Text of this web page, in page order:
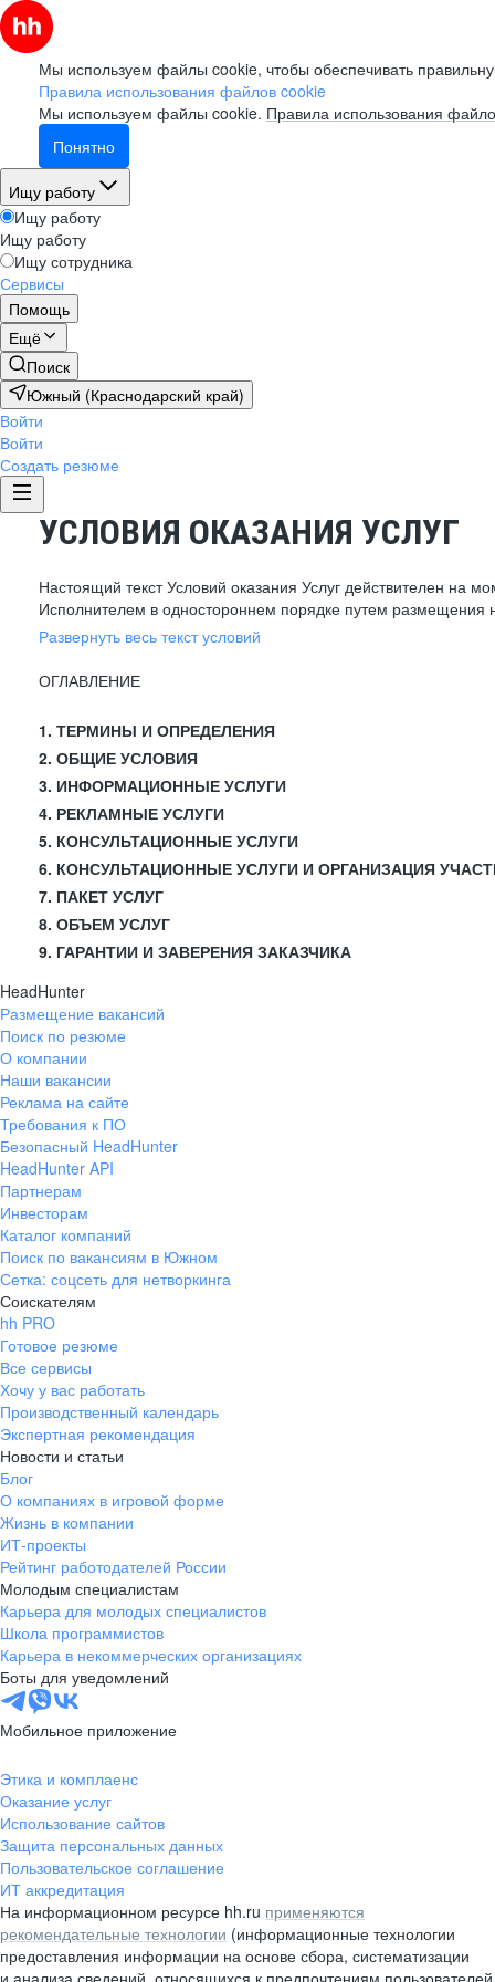
Мы используем файлы cookie, чтобы обеспечивать
Правила использования файлов cookie
Мы используем файлы cookie. Правила использования
Понятно
Ищу работу
Ищу работу
Ищу работу
Ищу сотрудника
Сервисы
Помощь
Ещё
Поиск
Южный (Краснодарский край)
Войти
Войти
Создать резюме
УСЛОВИЯ ОКАЗАНИЯ УСЛУГ
Настоящий текст Условий оказания Услуг действителен на
Исполнителем в одностороннем порядке путем размещения
Развернуть весь текст условий
ОГЛАВЛЕНИЕ
1. ТЕРМИНЫ И ОПРЕДЕЛЕНИЯ
2. ОБЩИЕ УСЛОВИЯ
3. ИНФОРМАЦИОННЫЕ УСЛУГИ
4. РЕКЛАМНЫЕ УСЛУГИ
5. КОНСУЛЬТАЦИОННЫЕ УСЛУГИ
6. КОНСУЛЬТАЦИОННЫЕ УСЛУГИ И ОРГАНИЗАЦИЯ
7. ПАКЕТ УСЛУГ
8. ОБЪЕМ УСЛУГ
9. ГАРАНТИИ И ЗАВЕРЕНИЯ ЗАКАЗЧИКА
HeadHunter
Размещение вакансий
Поиск по резюме
О компании
Наши вакансии
Реклама на сайте
Требования к ПО
Безопасный HeadHunter
HeadHunter API
Партнерам
Инвесторам
Каталог компаний
Поиск по вакансиям в Южном
Сетка: соцсеть для нетворкинга
Соискателям
hh PRO
Готовое резюме
Все сервисы
Хочу у вас работать
Производственный календарь
Экспертная рекомендация
Новости и статьи
Блог
О компаниях в игровой форме
Жизнь в компании
ИТ-проекты
Рейтинг работодателей России
Молодым специалистам
Карьера для молодых специалистов
Школа программистов
Карьера в некоммерческих организациях
Боты для уведомлений
Мобильное приложение
Этика и комплаенс
Оказание услуг
Использование сайтов
Защита персональных данных
Пользовательское соглашение
ИТ аккредитация
На информационном ресурсе hh.ru применяются
рекомендательные технологии (информационные технологии
предоставления информации на основе сбора, систематизации
и анализа сведений, относящихся к предпочтениям пользователей